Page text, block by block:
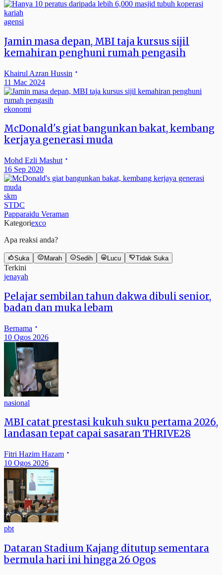
agensi
Jamin masa depan, MBI taja kursus sijil
kemahiran penghuni rumah pengasih
Khairul Azran Hussin
11 Mac 2024
ekonomi
McDonald's giat bangunkan bakat, kembang
kerjaya generasi muda
Mohd Ezli Mashut
16 Sep 2020
skm
STDC
Papparaidu Veraman
Kategoriexco
Apa reaksi anda?
Suka Marah Sedih Lucu Tidak Suka
Terkini
jenayah
Pelajar sembilan tahun dakwa dibuli senior,
badan dan muka lebam
Bernama
10 Ogos 2026
nasional
MBI catat prestasi kukuh suku pertama 2026,
landasan tepat capai sasaran THRIVE28
Fitri Hazim Hazam
10 Ogos 2026
pbt
Dataran Stadium Kajang ditutup sementara
bermula hari ini hingga 26 Ogos